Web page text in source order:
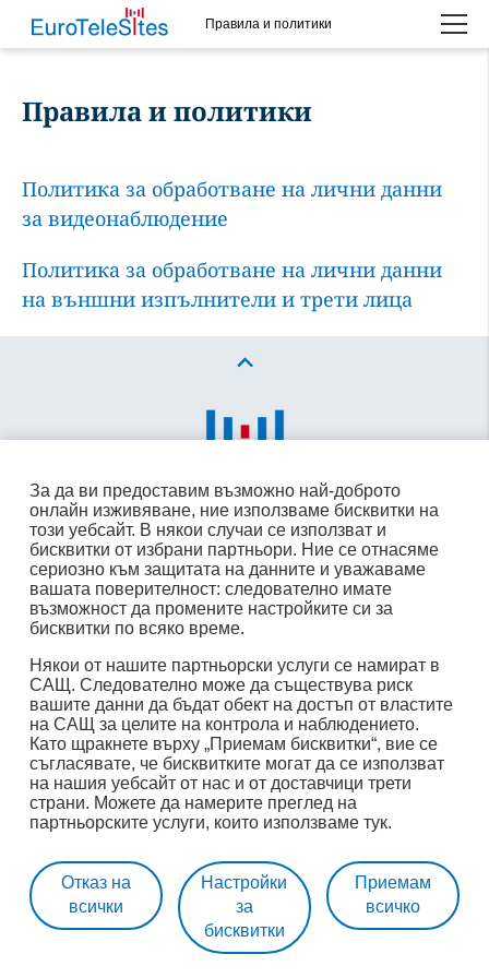
Правила и политики
Правила и политики
Политика за обработване на лични данни
за видеонаблюдение
Политика за обработване на лични данни
на външни изпълнители и трети лица
Cookie Settings eurotelesites.com
eurotelesites.at
eurotelesites.hr
eurotelesites.mk
eurotelesites.rs
eurotelesites.si
За да ви предоставим възможно най-доброто
онлайн изживяване, ние използваме бисквитки на
този уебсайт. В някои случаи се използват и
бисквитки от избрани партньори. Ние се отнасяме
сериозно към защитата на данните и уважаваме
вашата поверителност: следователно имате
възможност да промените настройките си за
бисквитки по всяко време.
Някои от нашите партньорски услуги се намират в
САЩ. Следователно може да съществува риск
вашите данни да бъдат обект на достъп от властите
на САЩ за целите на контрола и наблюдението.
Като щракнете върху „Приемам бисквитки“, вие се
съгласявате, че бисквитките могат да се използват
на нашия уебсайт от нас и от доставчици трети
страни. Можете да намерите преглед на
партньорските услуги, които използваме тук.
Отказ на
всички
Настройки
за
бисквитки
Приемам
всичко
Необходимо
уебсайта.
Функционален
повишена сигурност на уебсайта.
Бисквитки за услуга за анализ, които създават
ежедневна статистика за посещенията и
Необходими бисквитки:
име: gdpr
доставчик: INFINUM
полето за съгласие за бисквитки. Това
гарантира, че полето за съгласие за бисквитки
няма да бъде представено отново при
повторно въвеждане.
срок на годност: 1 година 1 месец 4 дни
доставчик: vimeo
цел: Тази бисквитка, зададена от Cloudflare, се
използва за поддръжка на Cloudflare Bot
Отказ на
всички
Приемам
избраното
Приемам
всичко